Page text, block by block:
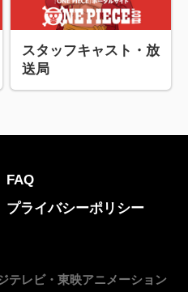
スタッフキャスト・放
送局
FAQ
プライバシーポリシー
テレビ・東映アニメーション